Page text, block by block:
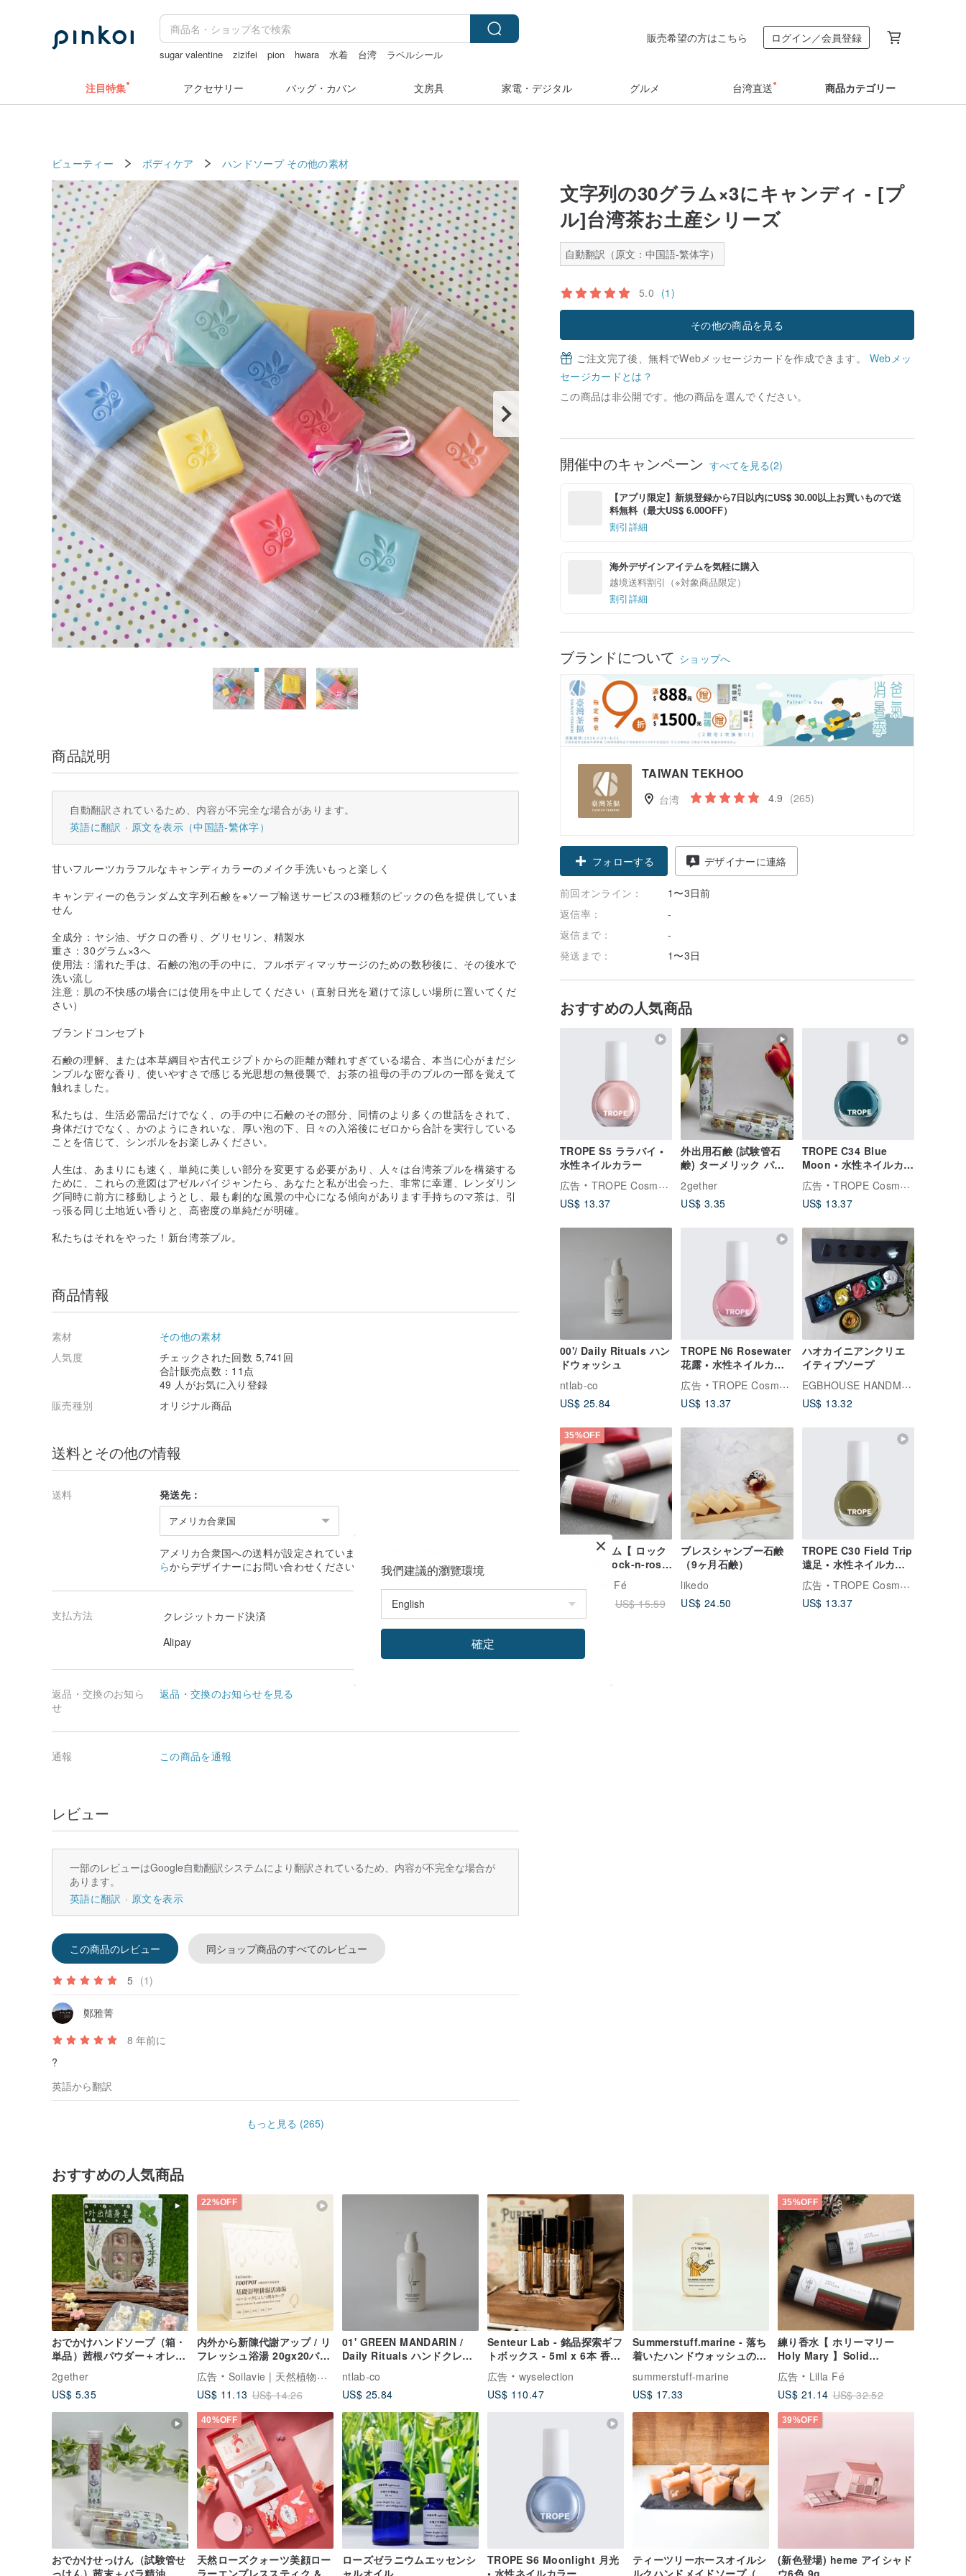
sugar valentine zizifei pion hwara 水着 台湾
ラベルシール
販売希望の方はこちら ログイン／会員登録
注目特集 アクセサリー バッグ・カバン 文房具 家電・デジタル グルメ 台湾直送 商品カテゴリー
ビューティー ボディケア ハンドソープ その他の素材
文字列の30グラム×3にキャンディ - [プ
ル]台湾茶お土産シリーズ
自動翻訳（原文：中国語-繁体字）
5.0 (1)
その他の商品を見る
ご注文完了後、無料でWebメッセージカードを作成できます。 Webメッ
セージカードとは？
この商品は非公開です。他の商品を選んでください。
開催中のキャンペーン すべてを見る(2)
【アプリ限定】新規登録から7日以内にUS$ 30.00以上お買いもので送
料無料（最大US$ 6.00OFF）
割引詳細
海外デザインアイテムを気軽に購入
越境送料割引（※対象商品限定）
割引詳細
ブランドについて ショップへ
TAIWAN TEKHOO
台湾 4.9 (265)
フォローする デザイナーに連絡
前回オンライン：
1〜3日前
返信率：
-
返信まで：
-
発送まで：
1〜3日
おすすめの人気商品
TROPE S5 ララバイ •
水性ネイルカラー
広告
TROPE Cosmetics
US$ 13.37
外出用石鹸 (試験管石
鹸) ターメリック パウ
ッセンシャル オイル 5
個購入すると 1 個無料
ブ
2gether
US$ 3.35
TROPE C34 Blue
Moon • 水性ネイルカラ
ー
広告
TROPE Cosmetics
US$ 13.37
00'/ Daily Rituals ハン
ドウォッシュ
ntlab-co
US$ 25.84
TROPE N6 Rosewater
花露 • 水性ネイルカラ
ー
広告
TROPE Cosmetics
US$ 13.37
ハオカイニアンクリエ
イティブソープ
EGBHOUSE HANDMADE DESIGNER SOAPS
US$ 13.32
35%OFF
リップバーム【 ロック
ンローズ Rock-n-rose
】Lip balm
Lilla Fé
US$ 10.14
US$ 15.59
ブレスシャンプー石鹸
（9ヶ月石鹸）
likedo
US$ 24.50
TROPE C30 Field Trip
遠足 • 水性ネイルカラ
ー
広告
TROPE Cosmetics
US$ 13.37
商品説明
自動翻訳されているため、内容が不完全な場合があります。
英語に翻訳
原文を表示（中国語-繁体字）
甘いフルーツカラフルなキャンディカラーのメイク手洗いもっと楽しく
キャンディーの色ランダム文字列石鹸を※ソープ輸送サービスの3種類のピックの色を提供していま
せん
全成分：ヤシ油、ザクロの香り、グリセリン、精製水
重さ：30グラム×3へ
使用法：濡れた手は、石鹸の泡の手の中に、フルボディマッサージのための数秒後に、その後水で
洗い流し
注意：肌の不快感の場合には使用を中止してください（直射日光を避けて涼しい場所に置いてくだ
さい）
ブランドコンセプト
石鹸の理解、または本草綱目や古代エジプトからの距離が離れすぎている場合、本当に心がまだシ
ンプルな密な香り、使いやすさで感じる光思想の無侵襲で、お茶の祖母の手のプルの一部を覚えて
触れました。
私たちは、生活必需品だけでなく、の手の中に石鹸のその部分、同情のより多くの世話をされて、
身体だけでなく、かのようにきれいな、厚い泡の下、日々の入浴後にゼロから合計を実行している
ことを信じて、シンボルをお楽しみください。
人生は、あまりにも速く、単純に美しい部分を変更する必要があり、人々は台湾茶プルを構築する
ために、これらの意図はアゼルバイジャンたら、あなたと私が出会った、非常に幸運、レンダリン
グ同時に前方に移動しようとし、最も劇的な風景の中心になる傾向があります手持ちのマ茶は、引
っ張る同じ土地近い香りと、高密度の単純だが明確。
私たちはそれをやった！新台湾茶プル。
商品情報
素材
その他の素材
人気度
チェックされた回数 5,741回
合計販売点数：11点
49 人がお気に入り登録
販売種別
オリジナル商品
送料とその他の情報
送料 発送先：
アメリカ合衆国
アメリカ合衆国への送料が設定されていません。発送をご希望の場合、
らからデザイナーにお問い合わせください。
支払方法
クレジットカード決済
Alipay
返品・交換のお知ら
せ
返品・交換のお知らせを見る
通報 この商品を通報
レビュー
一部のレビューはGoogle自動翻訳システムにより翻訳されているため、内容が不完全な場合が
あります。
英語に翻訳
原文を表示
この商品のレビュー 同ショップ商品のすべてのレビュー
5 (1)
鄭雅菁
8 年前に
?
英語から翻訳
もっと見る (265)
おすすめの人気商品
おでかけハンドソープ（箱・
単品）茜根パウダー＋オレン
イルド
2gether
US$ 5.35
22%OFF
内外から新陳代謝アップ / リ
フレッシュ浴湯 20gx20バッ
グ
広告
Soilavie | 天然植物エキスケア
US$ 11.13 US$ 14.26
01' GREEN MANDARIN /
Daily Rituals ハンドクレン
ntlab-co
US$ 25.84
Senteur Lab - 銘品探索ギフ
トボックス - 5ml x 6本 香水
ギフト フレグランス
広告
wyselection
US$ 110.47
Summerstuff.marine - 落ち
着いたハンドウォッシュの香
（250ml）
summerstuff-marine
US$ 17.33
35%OFF
練り香水【 ホリーマリー
Holy Mary 】Solid
perfume
広告
Lilla Fé
US$ 21.14 US$ 32.52
おでかけせっけん（試験管せ
っけん）茜末＋バラ精油 天
40%OFF
天然ローズクォーツ美顔ロー
ラーエンプレススティク &
ローズゼラニウムエッセンシ
ャルオイル
TROPE S6 Moonlight 月光
• 水性ネイルカラー
ティーツリーホースオイルシ
ルクハンドメイドソープ（ニ
39%OFF
(新色登場) heme アイシャド
ウ6色 9g
我們建議的瀏覽環境
確定